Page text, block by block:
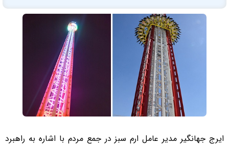
ایرج جهانگیر مدیر عامل ارم سبز در جمع مردم با اشاره به راهبرد